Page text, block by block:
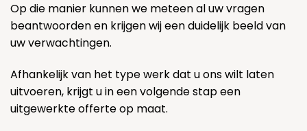
Op die manier kunnen we meteen al uw vragen
beantwoorden en krijgen wij een duidelijk beeld van
uw verwachtingen.
Afhankelijk van het type werk dat u ons wilt laten
uitvoeren, krijgt u in een volgende stap een
uitgewerkte offerte op maat.